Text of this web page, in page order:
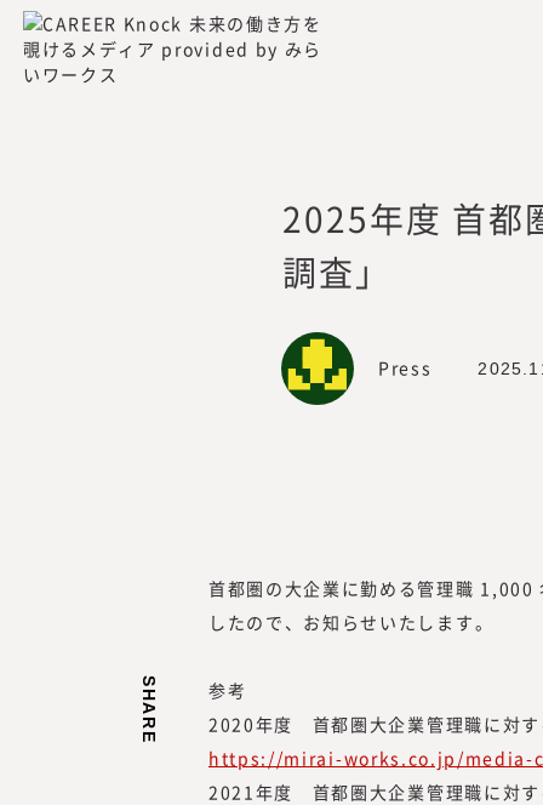
所長：
各種調査分析・情報
連絡先：
2025年度 首都
調査」
Press
SHARE
首都圏の大企業に勤める管理職 1,000
したので、お知らせいたします。
参考
2020年度 首都圏大企業管理職に対
https://mirai-works.co.jp/media-
2021年度 首都圏大企業管理職に対